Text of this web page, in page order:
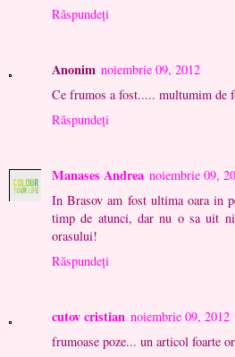
Răspundeți
Anonim noiembrie 09, 2012
Ce frumos a fost..... multumim de
Răspundeți
Manases Andrea noiembrie 09,
In Brasov am fost ultima oara in
timp de atunci, dar nu o sa uit
orasului!
Răspundeți
cutov cristian noiembrie 09, 2012
frumoase poze... un articol foarte